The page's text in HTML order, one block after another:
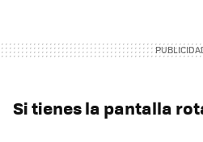
Si tienes la pantalla